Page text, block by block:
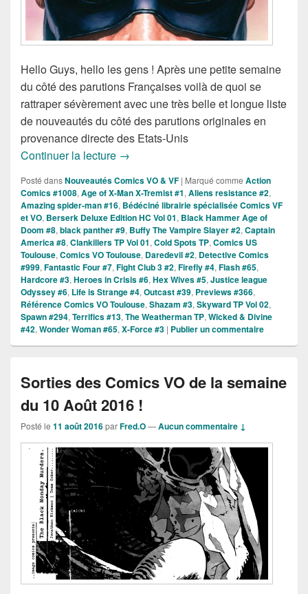
Hello Guys, hello les gens ! Après une petite semaine
du côté des parutions Françaises voilà de quoi se
rattraper sévèrement avec une très belle et longue liste
de nouveautés du côté des parutions originales en
provenance directe des Etats-Unis
Continuer la lecture Sorties des Comics VO de la
→
Posté dansNouveautés Comics VO & VF | Marqué comme Action
Comics #1008, Age of X-Man X-Tremist #1, Aliens resistance #2,
Amazing spider-man #16, Bédéciné librairie spécialisée Comics VF
et VO, Berserk Deluxe Edition HC Vol 01, Black Hammer Age of
Doom #8, black panther #9, Buffy The Vampire Slayer #2, Captain
America #8, Clankillers TP Vol 01, Cold Spots TP, Comics US
Toulouse, Comics VO Toulouse, Daredevil #2, Detective Comics
#999, Fantastic Four #7, Fight Club 3 #2, Firefly #4, Flash #65,
Hardcore #3, Heroes in Crisis #6, Hex Wives #5, Justice league
Odyssey #6, Life is Strange #4, Outcast #39, Previews #366,
Référence Comics VO Toulouse, Shazam #3, Skyward TP Vol 02,
Spawn #294, Terrifics #13, The Weatherman TP, Wicked & Divine
#42, Wonder Woman #65, X-Force #3 | Publier un commentaire
Sorties des Comics VO de la semaine
du 10 Août 2016 !
Posté le 11 août 2016parFred.O—Aucun commentaire ↓